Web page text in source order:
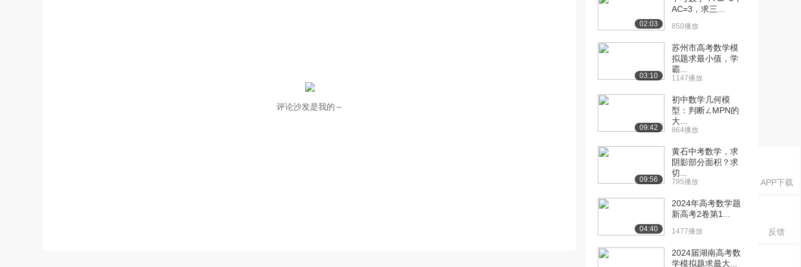
APP下载
反馈
评论沙发是我的～
02:03
AC=3，求三...
850播放
03:10
苏州市高考数学模
拟题求最小值，学
霸...
1147播放
09:42
初中数学几何模
型：判断∠MPN的
大...
864播放
09:56
黄石中考数学，求
阴影部分面积？求
切...
795播放
04:40
2024年高考数学题
新高考2卷第1...
1477播放
2024届湖南高考数
学模拟题求最大...